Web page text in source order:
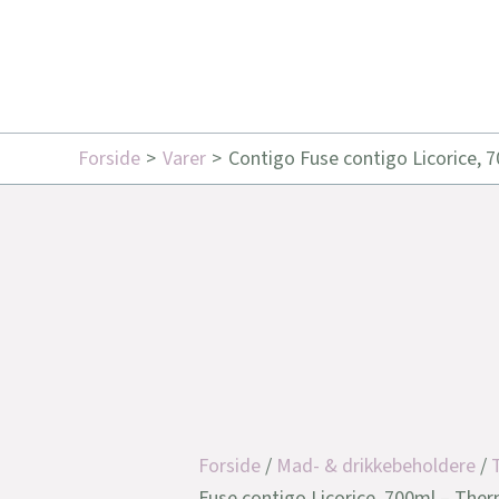
Forside Varer Contigo Fuse contigo Licorice,
Forside/ Mad- & drikkebeholdere/